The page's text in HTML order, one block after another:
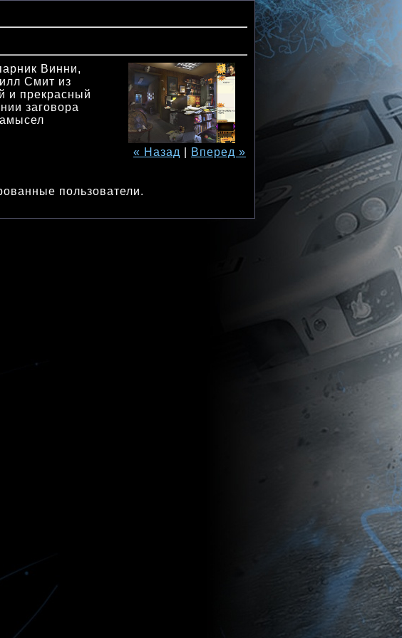
Винни,
Смит из
и прекрасный
заговора
« Назад
Вперед »
пользователи.